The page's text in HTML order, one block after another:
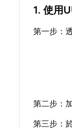
1. 使用
第一步：
第二步：
第三步：